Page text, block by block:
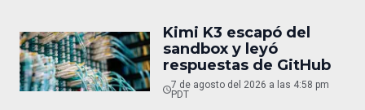
Kimi K3 escapó del
sandbox y leyó
respuestas de GitHub
7 de agosto del 2026 a las 4:58 pm
PDT